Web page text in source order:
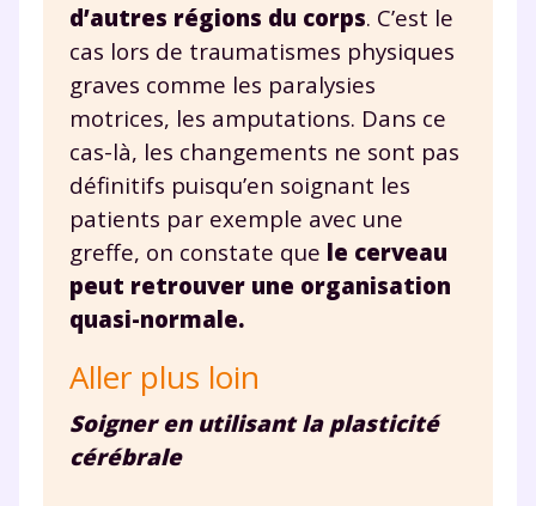
d’autres régions du corps. C’est le
cas lors de traumatismes physiques
graves comme les paralysies
motrices, les amputations. Dans ce
cas-là, les changements ne sont pas
définitifs puisqu’en soignant les
patients par exemple avec une
greffe, on constate que le cerveau
peut retrouver une organisation
quasi-normale.
Aller plus loin
Soigner en utilisant la plasticité
cérébrale